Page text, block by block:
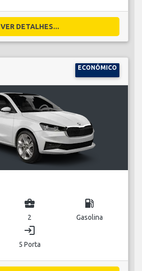
VER DETALHES...
ECONÓMICO
business_center
2
local_gas_station
Gasolina
login
5 Porta